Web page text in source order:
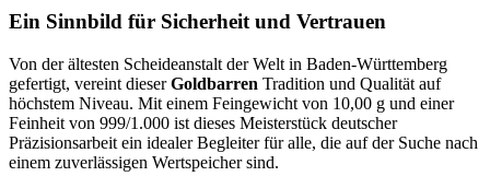
Ein Sinnbild für Sicherheit und Vertrauen
Von der ältesten Scheideanstalt der Welt in Baden-Württemberg
gefertigt, vereint dieserGoldbarren Tradition und Qualität auf
höchstem Niveau. Mit einem Feingewicht von 10,00 g und einer
Feinheit von 999/1.000 ist dieses Meisterstück deutscher
Präzisionsarbeit ein idealer Begleiter für alle, die auf der Suche nach
einem zuverlässigen Wertspeicher sind.